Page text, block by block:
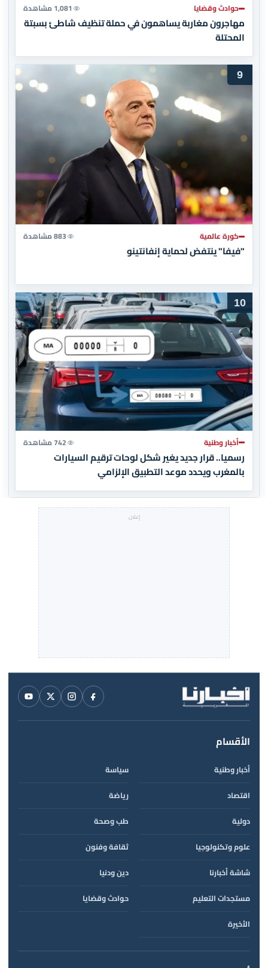
حوادث وقضايا 1,081 مشاهدة
مهاجرون مغاربة يساهمون في حملة تنظيف شاطئ بسبتة
المحتلة
9
كورة عالمية 883 مشاهدة
"فيفا" ينتفض لحماية إنفانتينو
10
أخبار وطنية 742 مشاهدة
رسميا.. قرار جديد يغير شكل لوحات ترقيم السيارات
بالمغرب ويحدد موعد التطبيق الإلزامي
الأقسام
أخبار وطنية
سياسة
اقتصاد
رياضة
دولية
طب وصحة
علوم وتكنولوجيا
ثقافة وفنون
شاشة أخبارنا
دين ودنيا
مستجدات التعليم
حوادث وقضايا
الأخيرة